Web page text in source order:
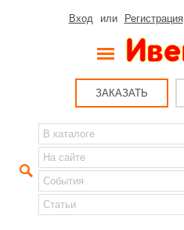
Вход или Регистрация
ЗАКАЗАТЬ